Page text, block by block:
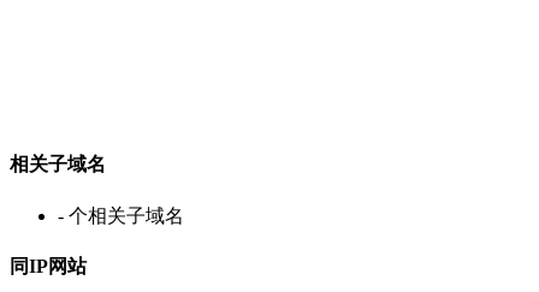
相关子域名
- 个相关子域名
同IP网站